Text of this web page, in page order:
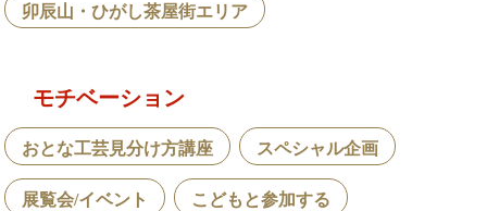
卯辰山・ひがし茶屋街エリア
モチベーション
おとな工芸見分け方講座 スペシャル企画
展覧会/イベント こどもと参加する